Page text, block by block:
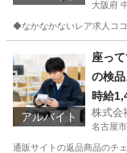
大阪府
◆なかなかないレア求人コ
中百舌
アルバイト
座っ
の検
時給
株式会
名古屋市
通販サイトの返品商品のチ